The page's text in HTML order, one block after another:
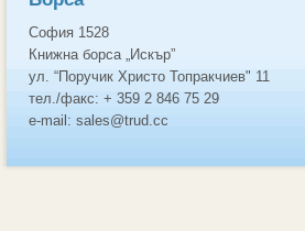
София 1528
Книжна борса „Искър”
ул. “Поручик Христо Топракчиев" 11
тел./факс: + 359 2 846 75 29
e-mail: sales@trud.cc